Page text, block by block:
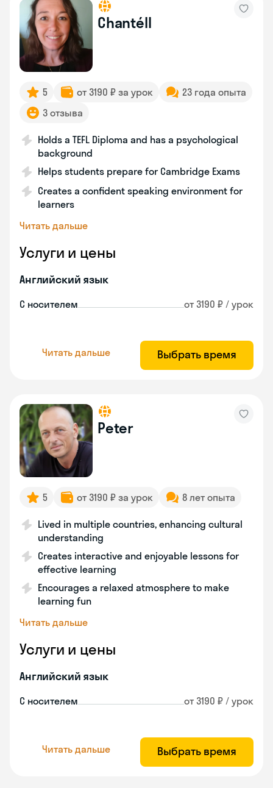
Chantéll
5 от 3190 ₽ за урок
23 года опыта
3 отзыва
Holds a TEFL Diploma and has a psychological
background
Helps students prepare for Cambridge Exams
Creates a confident speaking environment for
learners
Читать дальше
Услуги и цены
Английский язык
С носителем от 3190 ₽ / урок
Читать дальше Выбрать время
Peter
5 от 3190 ₽ за урок 8 лет опыта
Lived in multiple countries, enhancing cultural
understanding
Creates interactive and enjoyable lessons for
effective learning
Encourages a relaxed atmosphere to make
learning fun
Читать дальше
Услуги и цены
Английский язык
С носителем от 3190 ₽ / урок
Читать дальше Выбрать время